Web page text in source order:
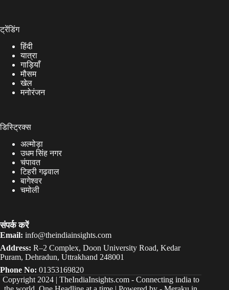
ट्रेंडिंग
हिंदी
यात्रा
गाड़ियाँ
मौसम
खेल
मनोरंजन
डिस्ट्रिक्स
अल्मोड़ा
उधम सिंह नगर
चंपावत
टिहरी गढ़वाल
बागेश्वर
चमोली
संपर्क करें
Email: info@theindiainsights.com
Address: R–2 Complex, Doon University Road, Kedar
Puram, Dehradun, Uttrakhand 248001
Phone No: 01353169820
Copyright 2024 | TheIndiaInsights.com- Connecting india to